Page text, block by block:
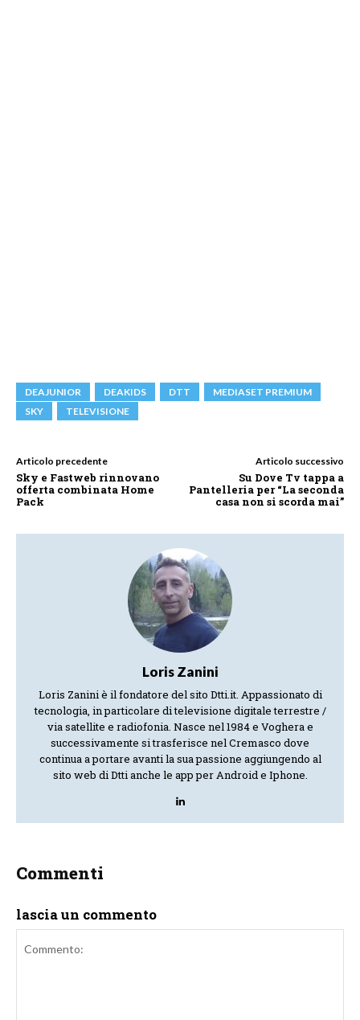
DEAJUNIOR DEAKIDS DTT
MEDIASET PREMIUM
SKY
TELEVISIONE
Articolo precedente
Sky e Fastweb rinnovano
offerta combinata Home
Pack
Articolo successivo
Su Dove Tv tappa a
Pantelleria per “La seconda
casa non si scorda mai”
Loris Zanini
Loris Zanini è il fondatore del sito Dtti.it. Appassionato di
tecnologia, in particolare di televisione digitale terrestre /
via satellite e radiofonia. Nasce nel 1984 e Voghera e
successivamente si trasferisce nel Cremasco dove
continua a portare avanti la sua passione aggiungendo al
sito web di Dtti anche le app per Android e Iphone.
Commenti
lascia un commento